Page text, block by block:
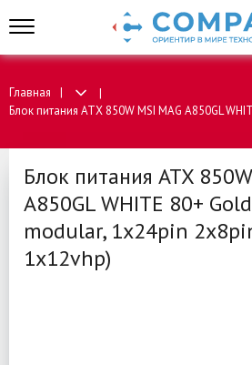
Главная
Блок питания ATX 850W MSI MAG A850GL
Блок питания ATX
A850GL WHITE 80+
modular, 1x24pin
1x12vhp)